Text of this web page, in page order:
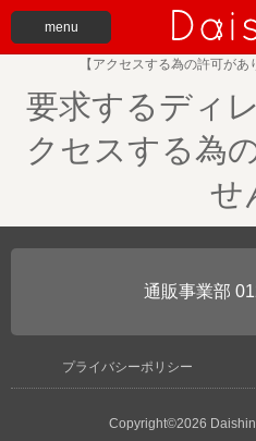
menu
【アクセスする為の許可が
要求するディ
クセスする為
せ
プライバシーポリシー
Copyright©2026